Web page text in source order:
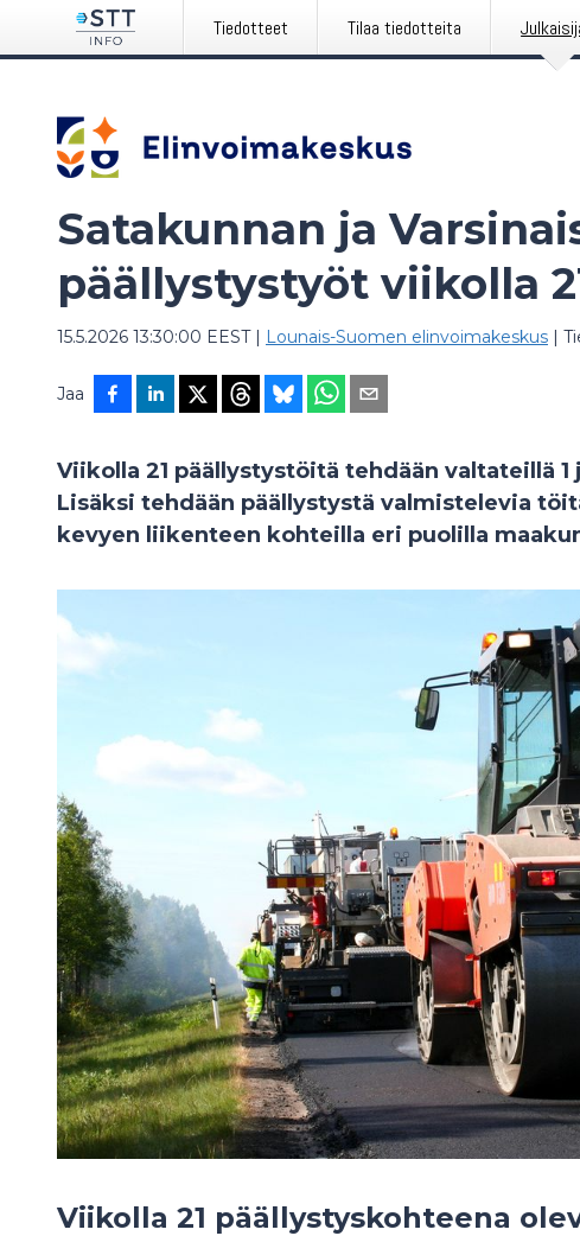
Tiedotteet Tilaa tiedotteita
Satakunnan ja
päällystystyöt viikolla
15.5.2026 13:30:00 EEST| Lounais-Suomen elinvoimakeskus |
Jaa
Viikolla 21 päällystystöitä tehdään valtateillä 1
Lisäksi tehdään päällystystä valmistelevia
kevyen liikenteen kohteilla eri puolilla
Viikolla 21 päällystyskohteena